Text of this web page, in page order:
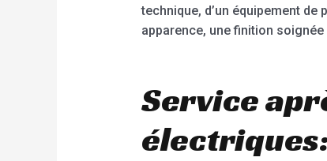
technique, d’un équipement
apparence, une finition
Service